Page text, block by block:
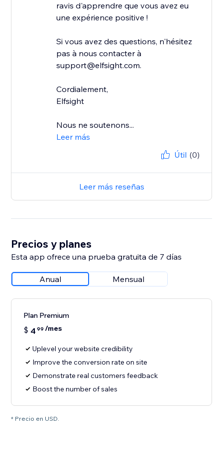
ravis d'apprendre que vous avez eu
une expérience positive !
Si vous avez des questions, n'hésitez
pas à nous contacter à
support@elfsight.com.
Cordialement,
Elfsight
Nous ne soutenons...
Leer más
Útil (0)
Leer más reseñas
Precios y planes
Esta app ofrece una prueba gratuita de 7 días
Anual Mensual
Plan Premium
$ 4 99 /mes
Uplevel your website credibility
Improve the conversion rate on site
Demonstrate real customers feedback
Boost the number of sales
* Precio en USD.